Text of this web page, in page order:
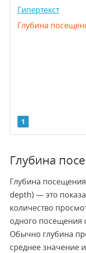
Гипертекст
Глубина
1
AJAX
API
CMS
CSS
CSV
Глубина
Глубина
depth) — это
количество
одного посещения
Обычно глубина
среднее значение